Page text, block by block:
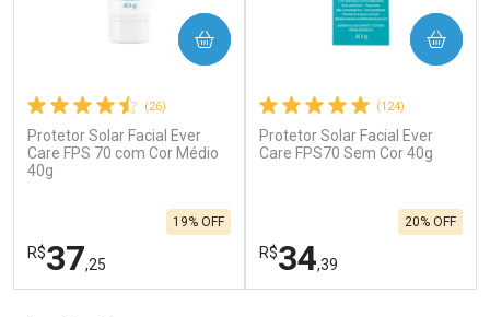
(26)
Protetor Solar Facial Ever
Care FPS 70 com Cor Médio
40g
R$37,25
19% OFF
COMPRAR
(124)
Protetor Solar Facial Ever
Care FPS70 Sem Cor 40g
R$34,39
20% OFF
COMPRAR